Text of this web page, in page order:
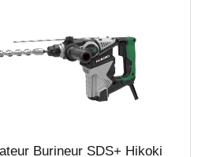
Burineur SDS+ Hikoki